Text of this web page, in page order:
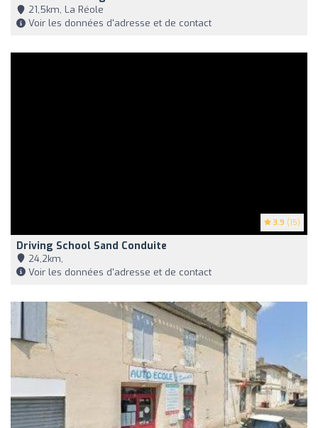
21,5km, La Réole
Voir les données d'adresse et de contact
3.9 (15)
Driving School Sand Conduite
24,2km,
Voir les données d'adresse et de contact